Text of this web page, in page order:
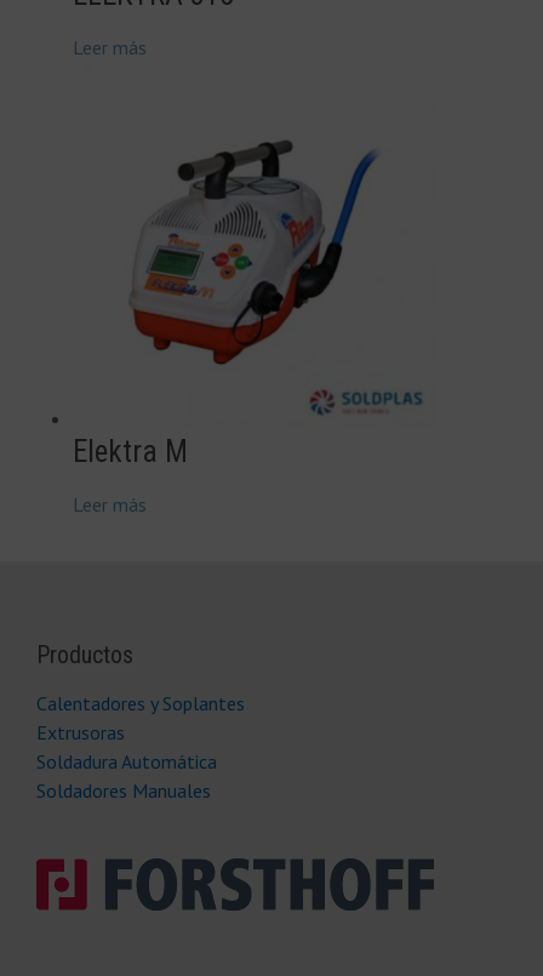
Leer más
Elektra M
Leer más
Productos
Calentadores y Soplantes
Extrusoras
Soldadura Automática
Soldadores Manuales